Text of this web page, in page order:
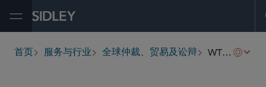
breadcrumbs
首页 服务与行业 全球仲裁、贸易及讼辩 WTO争端